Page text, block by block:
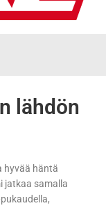
lähdön
hyvää häntä
jatkaa samalla